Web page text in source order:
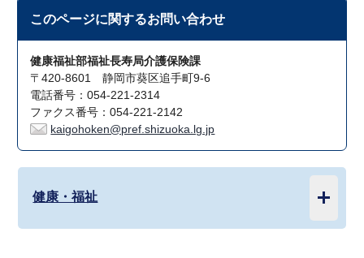
このページに関するお問い合わせ
健康福祉部福祉長寿局介護保険課
〒420-8601 静岡市葵区追手町9-6
電話番号：054-221-2314
ファクス番号：054-221-2142
kaigohoken@pref.shizuoka.lg.jp
健康・福祉